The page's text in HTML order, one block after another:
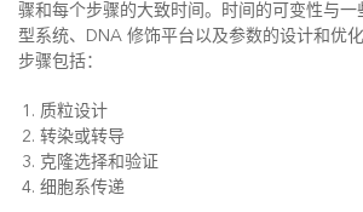
骤和每个步骤的大致时间。时间的可变性与
型系统、DNA 修饰平台以及参数的设计和优
步骤包括：
质粒设计
转染或转导
克隆选择和验证
细胞系传递